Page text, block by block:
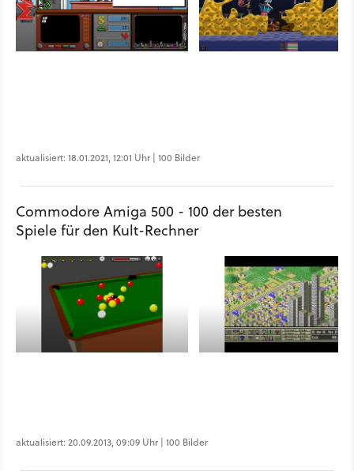
aktualisiert: 18.01.2021, 12:01 Uhr | 100 Bilder
Commodore Amiga 500 - 100 der besten
Spiele für den Kult-Rechner
aktualisiert: 20.09.2013, 09:09 Uhr | 100 Bilder